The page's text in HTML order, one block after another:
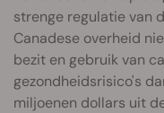
strenge regulatie van
Canadese overheid
bezit en gebruik van
gezondheidsrisico's
miljoenen dollars uit